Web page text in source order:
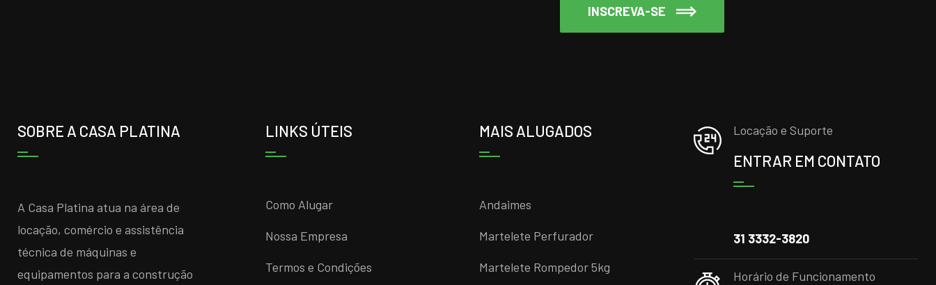
INSCREVA-SE
SOBRE A CASA PLATINA
A Casa Platina atua na área de
locação, comércio e assistência
técnica de máquinas e
equipamentos para a construção
LINKS ÚTEIS
Como Alugar
Nossa Empresa
Termos e Condições
MAIS ALUGADOS
Andaimes
Martelete Perfurador
Martelete Rompedor 5kg
Locação e Suporte
ENTRAR EM CONTATO
31 3332-3820
Horário de Funcionamento